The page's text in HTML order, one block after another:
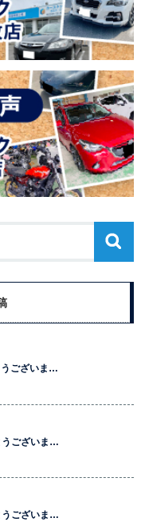
うございま…
うございま…
うございま…